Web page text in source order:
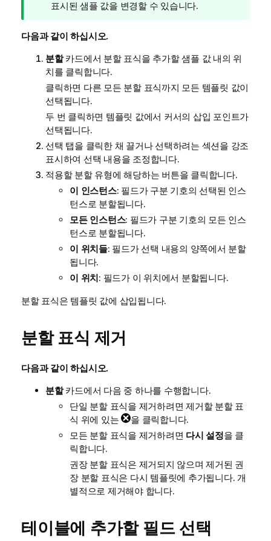
메
표시된 샘플 값을 변경할 수 있습니다.
다음과 같이 하십시오.
분할카드에서 분할 표식을 추가할 샘플 값 내의 위
치를 클릭합니다.
클릭하면 다른 모든 분할 표식까지 모든 템플릿 값이
선택됩니다.
두 번 클릭하면 템플릿 값에서 커서의 삽입 포인트가
선택됩니다.
선택 탭을 클릭한 채 끌거나 선택하려는 섹션을 강조
표시하여 선택 내용을 조정합니다.
적용할 분할 유형에 해당하는 버튼을 클릭합니다.
이 인스턴스: 필드가 구분 기호의 선택된 인스
턴스로 분할됩니다.
모든 인스턴스: 필드가 구분 기호의 모든 인스
턴스로 분할됩니다.
이 위치들: 필드가 선택 내용의 양쪽에서 분할
됩니다.
이 위치: 필드가 이 위치에서 분할됩니다.
분할 표식은 템플릿 값에 삽입됩니다.
분할 표식 제거
다음과 같이 하십시오.
분할카드에서 다음 중 하나를 수행합니다.
단일 분할 표식을 제거하려면 제거할 분할 표
식 위에 있는
을 클릭합니다.
모든 분할 표식을 제거하려면 다시 설정을 클
릭합니다.
권장 분할 표식은 제거되지 않으며 제거된 권
장 분할 표식은 다시 템플릿에 추가됩니다. 개
별적으로 제거해야 합니다.
테이블에 추가할 필드 선택